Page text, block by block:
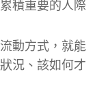
積重要的人際
動方式，就能
況、該如何才